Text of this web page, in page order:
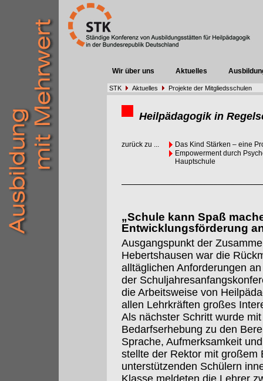
Wir über uns Aktuelles
STK Aktuelles Projekte der Mitgliedsschulen
Heilpädagogik in
zurück zu ...
Das Kind Stärken – eine
Empowerment durch
Hauptschule
„Schule kann Spaß
Entwicklungsförderung
Ausgangspunkt der
Hebertshausen war die
alltäglichen Anforderungen
der
die Arbeitsweise von
allen Lehrkräften großes
Als nächster Schritt wurde
Bedarfserhebung zu den
Sprache, Aufmerksamkeit
stellte der Rektor mit großem
unterstützenden Schülern
Klasse meldeten die Lehrer